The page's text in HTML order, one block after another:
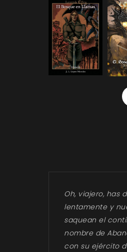
Oh, viajero, has
lentamente y
saquean el
nombre de
con su ejército